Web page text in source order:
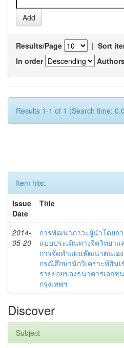
Results/Page | Sort
In order
Results 1-1 of 1 (Search time:
Item hits:
Issue
Date
Title
2014-
05-20
การพัฒนาภาวะผู้นำโดยก
แบบประเมินทางจิตวิทยาแ
การจัดทำแผนพัฒนาตนเอ
กรณีศึกษานักวิเคราะห์สินเ
รายย่อยของธนาคารเอกช
กรุงเทพฯ
Discover
Subject